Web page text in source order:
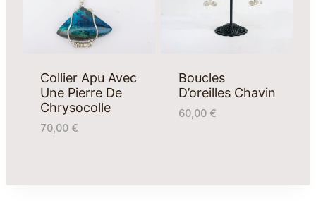
Collier Apu Avec
Une Pierre De
Chrysocolle
70,00 €
Boucles
D’oreilles Chavin
60,00 €